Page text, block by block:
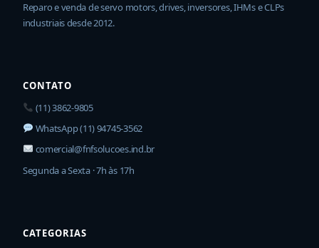
Reparo e venda de servo motors, drives, inversores, IHMs e CLPs
industriais desde 2012.
CONTATO
(11) 3862-9805
WhatsApp (11) 94745-3562
comercial@fnfsolucoes.ind.br
Segunda a Sexta · 7h às 17h
CATEGORIAS